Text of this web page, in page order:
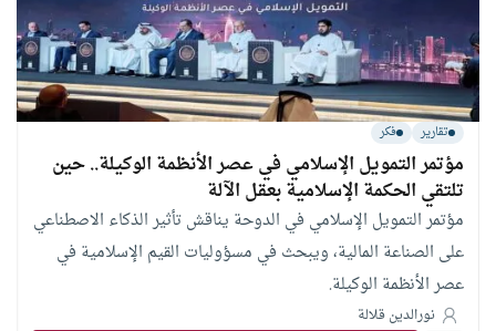
تقارير فكر
مؤتمر التمويل الإسلامي في عصر الأنظمة الوكيلة.. حين
تلتقي الحكمة الإسلامية بعقل الآلة
مؤتمر التمويل الإسلامي في الدوحة يناقش تأثير الذكاء الاصطناعي
على الصناعة المالية، ويبحث في مسؤوليات القيم الإسلامية في
عصر الأنظمة الوكيلة.
نورالدين قلالة